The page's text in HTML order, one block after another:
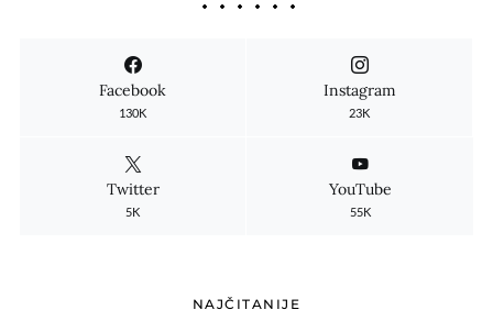
Facebook
130K
Instagram
23K
Twitter
5K
YouTube
55K
NAJČITANIJE